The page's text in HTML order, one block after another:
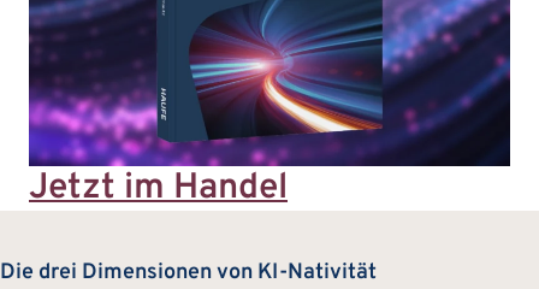
Jetzt im Handel
Die drei Dimensionen von KI-Nativität